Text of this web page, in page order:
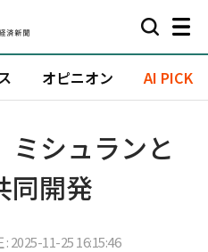
オピニオン AI PICK
ミシュランと
同開発
: 2025-11-25 16:15:46